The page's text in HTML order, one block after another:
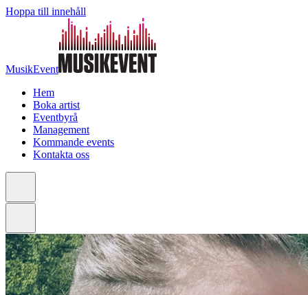
Hoppa till innehåll
MusikEvent
Hem
Boka artist
Eventbyrå
Management
Kommande events
Kontakta oss